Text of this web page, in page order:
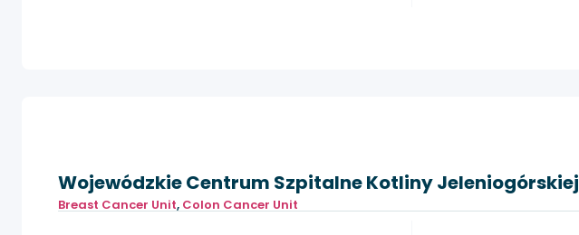
Wojewódzkie Centrum Szpitalne Kotliny Jeleniogórskiej
Breast Cancer Unit, Colon Cancer Unit